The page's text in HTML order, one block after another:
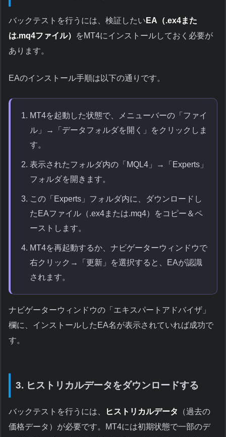
バックテストを行うには、検証したい EA（.ex4また
は.mq4ファイル）
をMT4にインストールしておく必要が
あります。
EAのインストール手順は以下の通りです。
MT4を起動した状態で、メニューバーの「ファイ
ル」→「データフォルダを開く」をクリックしま
す。
表示されたフォルダ内の「MQL4」→「Experts」
フォルダを開きます。
この「Experts」フォルダ内に、ダウンロードし
たEAファイル（.ex4または.mq4）をコピー＆ペ
ーストします。
MT4を再起動するか、ナビゲーターウィンドウで
右クリック→「更新」を選択すると、EAが認識
されます。
ナビゲーターウィンドウの「エキスパートアドバイザ」
欄に、インストールしたEA名が表示されていれば成功で
す。
3. ヒストリカルデータをダウンロードする
バックテストを行うには、 ヒストリカルデータ
（過去の
価格データ）が必要です。MT4には初期状態で一部のデ